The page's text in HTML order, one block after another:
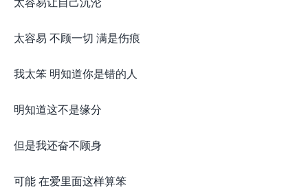
太容易 不顾一切 满是伤痕
我太笨 明知道你是错的人
明知道这不是缘分
但是我还奋不顾身
可能 在爱里面这样算笨